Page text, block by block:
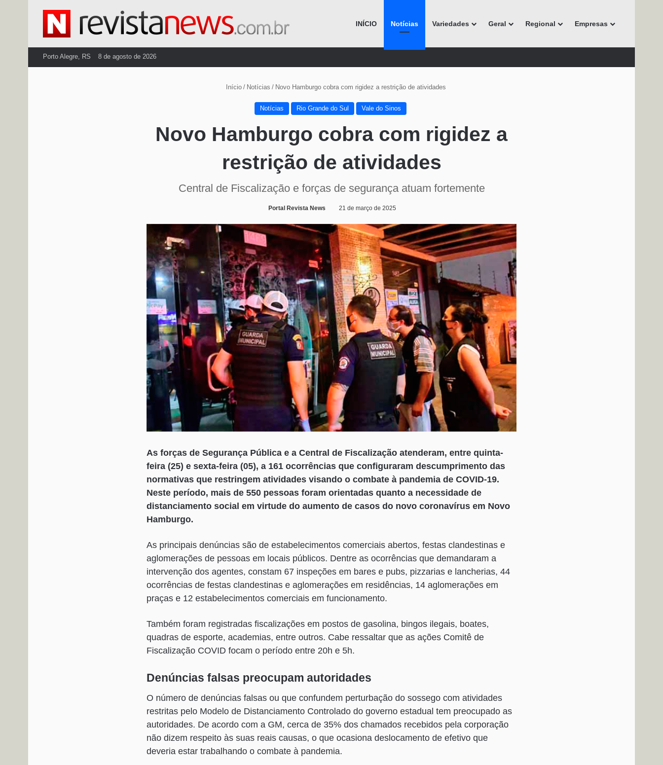
INÍCIO Notícias Variedades Geral Regional Empresas
Porto Alegre, RS 8 de agosto de 2026
Início / Notícias / Novo Hamburgo cobra com rigidez a restrição de atividades
Notícias Rio Grande do Sul Vale do Sinos
Novo Hamburgo cobra com rigidez a
restrição de atividades
Central de Fiscalização e forças de segurança atuam fortemente
Portal Revista News 21 de março de 2025
As forças de Segurança Pública e a Central de Fiscalização atenderam, entre quinta-
feira (25) e sexta-feira (05), a 161 ocorrências que configuraram descumprimento das
normativas que restringem atividades visando o combate à pandemia de COVID-19.
Neste período, mais de 550 pessoas foram orientadas quanto a necessidade de
distanciamento social em virtude do aumento de casos do novo coronavírus em Novo
Hamburgo.
As principais denúncias são de estabelecimentos comerciais abertos, festas clandestinas e
aglomerações de pessoas em locais públicos. Dentre as ocorrências que demandaram a
intervenção dos agentes, constam 67 inspeções em bares e pubs, pizzarias e lancherias, 44
ocorrências de festas clandestinas e aglomerações em residências, 14 aglomerações em
praças e 12 estabelecimentos comerciais em funcionamento.
Também foram registradas fiscalizações em postos de gasolina, bingos ilegais, boates,
quadras de esporte, academias, entre outros. Cabe ressaltar que as ações Comitê de
Fiscalização COVID focam o período entre 20h e 5h.
Denúncias falsas preocupam autoridades
O número de denúncias falsas ou que confundem perturbação do sossego com atividades
restritas pelo Modelo de Distanciamento Controlado do governo estadual tem preocupado as
autoridades. De acordo com a GM, cerca de 35% dos chamados recebidos pela corporação
não dizem respeito às suas reais causas, o que ocasiona deslocamento de efetivo que
deveria estar trabalhando o combate à pandemia.